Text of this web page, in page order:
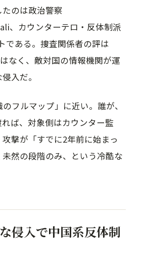
のは政治警察
、カウンターテロ・反体制派
である。捜査関係者の評は
なく、敵対国の情報機関が運
入だ。
フルマップ」に近い。誰が、
ば、対象側はカウンター監
撃が「すでに2年前に始まっ
然の段階のみ、という冷酷な
侵入で中国系反体制